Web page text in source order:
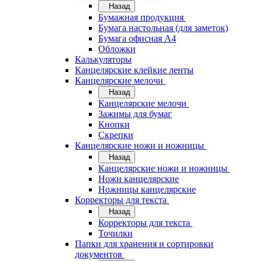
Назад
Бумажная продукция
Бумага настольная (для заметок)
Бумага офисная А4
Обложки
Калькуляторы
Канцелярские клейкие ленты
Канцелярские мелочи
Назад
Канцелярские мелочи
Зажимы для бумаг
Кнопки
Скрепки
Канцелярские ножи и ножницы
Назад
Канцелярские ножи и ножницы
Ножи канцелярские
Ножницы канцелярские
Корректоры для текста
Назад
Корректоры для текста
Точилки
Папки для хранения и сортировки
документов